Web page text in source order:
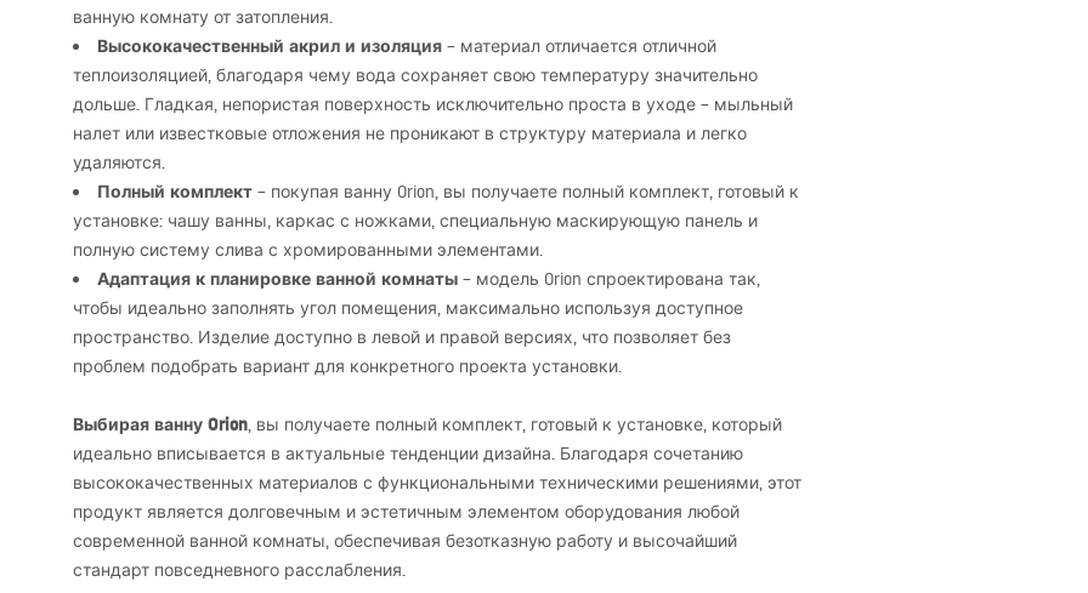
ванную комнату от затопления.
Высококачественный акрил и изоляция – материал отличается отличной
теплоизоляцией, благодаря чему вода сохраняет свою температуру значительно
дольше. Гладкая, непористая поверхность исключительно проста в уходе – мыльный
налет или известковые отложения не проникают в структуру материала и легко
удаляются.
Полный комплект – покупая ванну Orion, вы получаете полный комплект, готовый к
установке: чашу ванны, каркас с ножками, специальную маскирующую панель и
полную систему слива с хромированными элементами.
Адаптация к планировке ванной комнаты – модель Orion спроектирована так,
чтобы идеально заполнять угол помещения, максимально используя доступное
пространство. Изделие доступно в левой и правой версиях, что позволяет без
проблем подобрать вариант для конкретного проекта установки.
Выбирая ванну Orion, вы получаете полный комплект, готовый к установке, который
идеально вписывается в актуальные тенденции дизайна. Благодаря сочетанию
высококачественных материалов с функциональными техническими решениями, этот
продукт является долговечным и эстетичным элементом оборудования любой
современной ванной комнаты, обеспечивая безотказную работу и высочайший
стандарт повседневного расслабления.